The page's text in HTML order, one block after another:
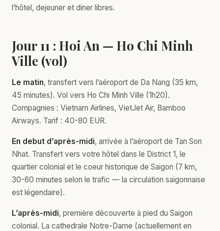
l’hôtel, dejeuner et diner libres.
Jour 11 : Hoi An — Ho Chi Minh
Ville (vol)
Le matin, transfert vers l’aéroport de Da Nang (35 km,
45 minutes). Vol vers Ho Chi Minh Ville (1h20).
Compagnies : Vietnam Airlines, VietJet Air, Bamboo
Airways. Tarif : 40-80 EUR.
En debut d’après-midi, arrivée à l’aéroport de Tan Son
Nhat. Transfert vers votre hôtel dans le District 1, le
quartier colonial et le coeur historique de Saigon (7 km,
30-60 minutes selon le trafic — la circulation saigonnaise
est légendaire).
L’après-midi, première découverte à pied du Saigon
colonial. La cathedrale Notre-Dame (actuellement en